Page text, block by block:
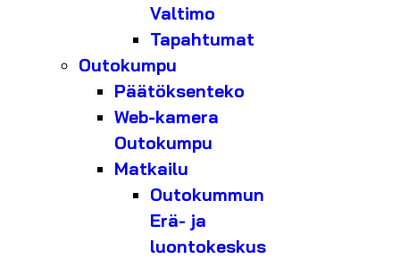
Valtimo
Tapahtumat
Outokumpu
Päätöksenteko
Web-kamera
Outokumpu
Matkailu
Outokummun
Erä- ja
luontokeskus